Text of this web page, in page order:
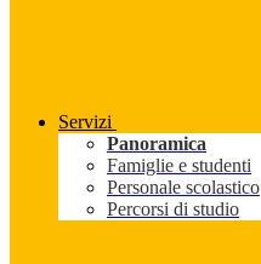
Servizi
Panoramica
Famiglie e studenti
Personale scolastico
Percorsi di studio